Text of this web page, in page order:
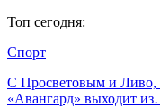
Топ сегодня:
Спорт
С Просветовым и Ливо,
«Авангард» выходит